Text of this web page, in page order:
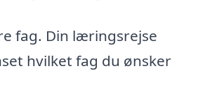
fag. Din læringsrejse
hvilket fag du ønsker